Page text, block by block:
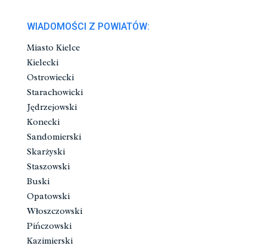
WIADOMOŚCI Z POWIATÓW:
Miasto Kielce
Kielecki
Ostrowiecki
Starachowicki
Jędrzejowski
Konecki
Sandomierski
Skarżyski
Staszowski
Buski
Opatowski
Włoszczowski
Pińczowski
Kazimierski